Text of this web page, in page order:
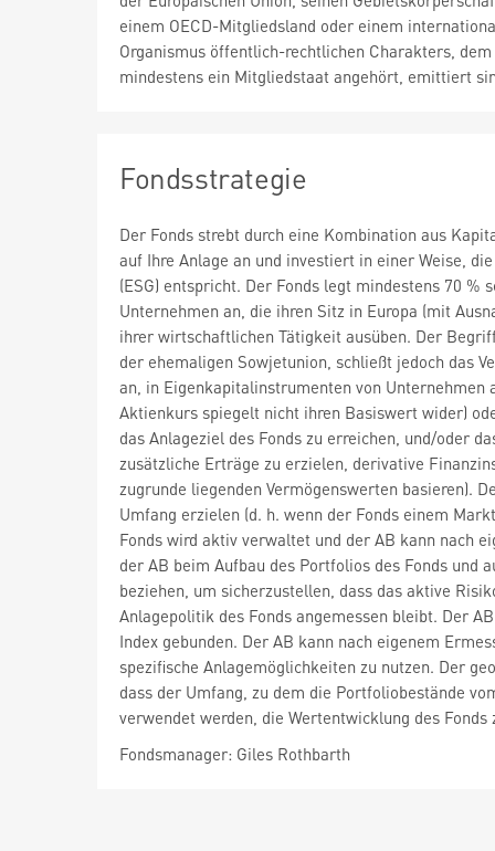
einem OECD-Mitgliedsland oder einem
Organismus öffentlich-rechtlichen Charakters, dem
mindestens ein Mitgliedstaat angehört, emittiert
Fondsstrategie
Der Fonds strebt durch eine Kombination aus
auf Ihre Anlage an und investiert in einer Weise,
(ESG) entspricht. Der Fonds legt mindestens 70
Unternehmen an, die ihren Sitz in Europa (mit
ihrer wirtschaftlichen Tätigkeit ausüben. Der
der ehemaligen Sowjetunion, schließt jedoch das
an, in Eigenkapitalinstrumenten von Unternehmen
Aktienkurs spiegelt nicht ihren Basiswert wider)
das Anlageziel des Fonds zu erreichen, und/oder
zusätzliche Erträge zu erzielen, derivative
zugrunde liegenden Vermögenswerten basieren).
Umfang erzielen (d. h. wenn der Fonds einem
Fonds wird aktiv verwaltet und der AB kann nach
der AB beim Aufbau des Portfolios des Fonds und
beziehen, um sicherzustellen, dass das aktive
Anlagepolitik des Fonds angemessen bleibt. Der
Index gebunden. Der AB kann nach eigenem
spezifische Anlagemöglichkeiten zu nutzen. Der
dass der Umfang, zu dem die Portfoliobestände
verwendet werden, die Wertentwicklung des Fonds
Fondsmanager: Giles Rothbarth